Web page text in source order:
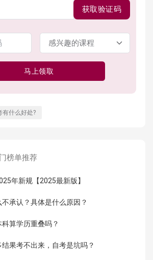
获取验证码
马上领取
有什么好处?
榜单推荐
年新规【2025最新版】
承认？具体是什么原因？
算学历重叠吗？
果考不出来，自考是坑吗？